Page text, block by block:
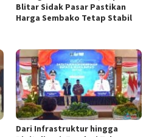
Blitar Sidak Pasar Pastikan
Harga Sembako Tetap Stabil
Dari Infrastruktur hingga